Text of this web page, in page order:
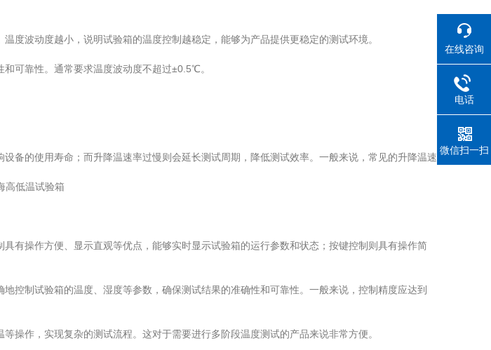
波动度越小，说明试验箱的温度控制越稳定，能够为产品提供更稳定的测试环境。
可靠性。通常要求温度波动度不超过±0.5℃。
的使用寿命；而升降温速率过慢则会延长测试周期，降低测试效率。一般来说，常见的升降温速
操作方便、显示直观等优点，能够实时显示试验箱的运行参数和状态；按键控制则具有操作简
制试验箱的温度、湿度等参数，确保测试结果的准确性和可靠性。一般来说，控制精度应达到
作，实现复杂的测试流程。这对于需要进行多阶段温度测试的产品来说非常方便。
在线咨询
电话
微信扫一扫